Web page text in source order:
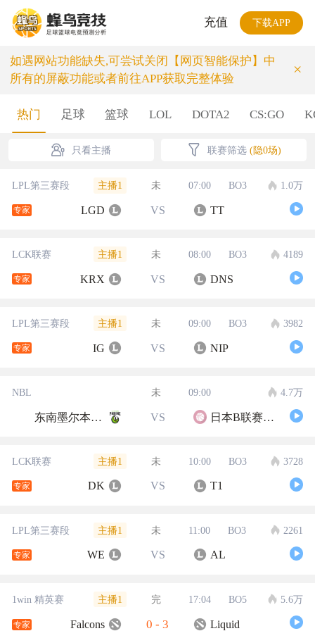
充值 下载APP
如遇网站功能缺失,可尝试关闭【网页智能保护】中
所有的屏蔽功能或者前往APP获取完整体验
×
热门 足球 篮球 LOL DOTA2 CS:GO
只看主播 联赛筛选 (隐0场)
LPL第三赛段 主播1 未 07:00 BO3 1.0万
专家 LGD VS TT
LCK联赛 主播1 未 08:00 BO3 4189
专家 KRX VS DNS
LPL第三赛段 主播1 未 09:00 BO3 3982
专家 IG VS NIP
NBL 未 09:00 4.7万
东南墨尔本凤凰 VS 日本B联赛联队
LCK联赛 主播1 未 10:00 BO3 3728
专家 DK VS T1
LPL第三赛段 主播1 未 11:00 BO3 2261
专家 WE VS AL
1win 精英赛 主播1 完 17:04 BO5 5.6万
专家 Falcons 0 - 3 Liquid